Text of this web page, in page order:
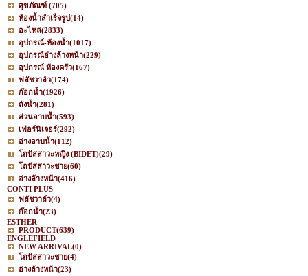
สุขภัณฑ์ (705)
ห้องน้ำสำเร็จรูป(14)
อะไหล่(2833)
อุปกรณ์-ห้องน้ำ(1017)
อุปกรณ์อ่างล้างหน้า(229)
อุปกรณ์ ห้องครัว(167)
ฟลัชวาล์ว(174)
ก๊อกน้ำ(1926)
ถังน้ำ(281)
ส่วนอาบน้ำ(593)
เฟอร์นิเจอร์(292)
อ่างอาบน้ำ(112)
โถปัสสาวะหญิง (BIDET)(29)
โถปัสสาวะชาย(60)
อ่างล้างหน้า(416)
CONTI PLUS
ฟลัชวาล์ว(4)
ก๊อกน้ำ(23)
ESTHER
PRODUCT(639)
ENGLEFIELD
NEW ARRIVAL(0)
โถปัสสาวะชาย(4)
อ่างล้างหน้า(23)